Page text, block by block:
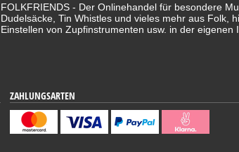
FOLKFRIENDS - Der Onlinehandel für besondere
Dudelsäcke, Tin Whistles und vieles mehr aus Folk,
Einstellen von Zupfinstrumenten usw. in der eigenen
ZAHLUNGSARTEN